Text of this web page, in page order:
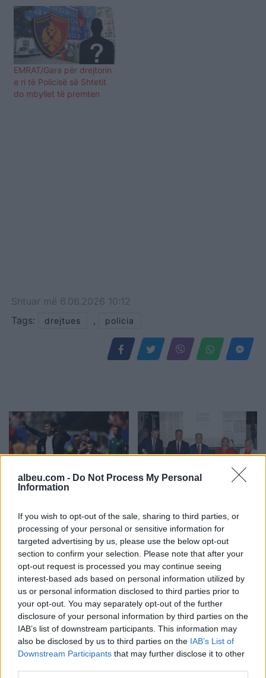
albeu.com - Do Not Process My Personal
Information
If you wish to opt-out of the sale, sharing to third parties, or
processing of your personal or sensitive information for
targeted advertising by us, please use the below opt-out
section to confirm your selection. Please note that after your
opt-out request is processed you may continue seeing
interest-based ads based on personal information utilized by
us or personal information disclosed to third parties prior to
your opt-out. You may separately opt-out of the further
disclosure of your personal information by third parties on the
IAB’s list of downstream participants. This information may
also be disclosed by us to third parties on the IAB’s List of
Downstream Participants that may further disclose it to other
EMRAT/Gara për drejtorin
e ri të Policisë së Shtetit
do mbyllet të premten
Shtuar më 6.06.2026 10:12
Tags:
drejtues , policia
I dha lamtumirën
bëhet një nga trajnerët më
të paguar në botë
kur lexohet, shkruhet dhe
u përcillet fëmijëve
Grabitet taksisti në Lezhë,
autorët i vjedhin para dhe
sende personale
Ina Zhupa kundërshton
projektin në Sarandë:
Oborri i gjimnazit “Hasan
Tahsini” të mos